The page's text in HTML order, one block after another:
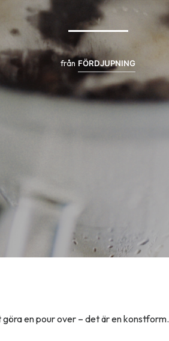
från FÖRDJUPNING
en pour over – det är en konstform.